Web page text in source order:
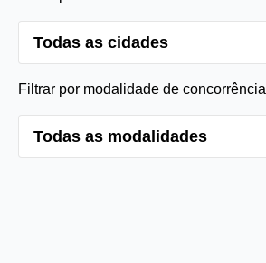
Filtrar por modalidade de concorrência